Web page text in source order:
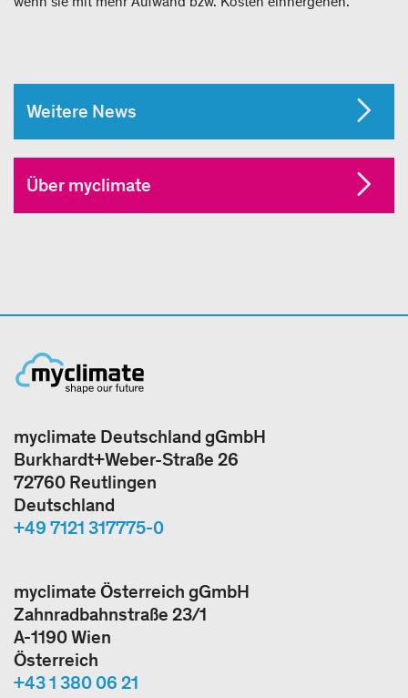
Weitere News
Über myclimate
myclimate Deutschland gGmbH
Burkhardt+Weber-Straße 26
72760 Reutlingen
Deutschland
+49 7121 317775-0
myclimate Österreich gGmbH
Zahnradbahnstraße 23/1
A-1190 Wien
Österreich
+43 1 380 06 21